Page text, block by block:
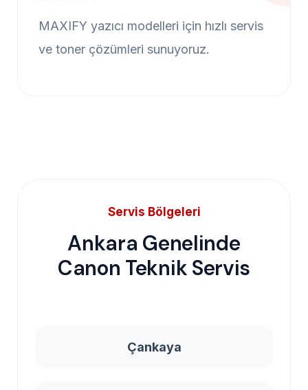
MAXIFY yazıcı modelleri için hızlı servis
ve toner çözümleri sunuyoruz.
Servis Bölgeleri
Ankara Genelinde
Canon Teknik Servis
Çankaya